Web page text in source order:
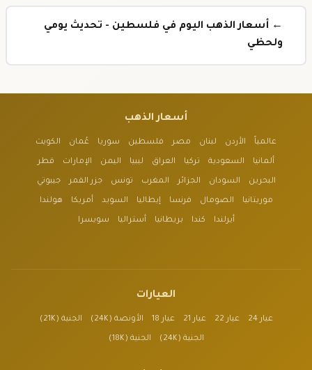
← أسعار الذهب اليوم في فلسطين - تحديث يومي
ولحظي
أسعار الذهب
عالمياً الأردن لبنان مصر فلسطين سوريا عُمان الكويت
ألمانيا السعودية تركيا العراق ليبيا اليمن الإمارات قطر
البحرين السودان الجزائر المغرب تونس جزر القمر جيبوتي
موريتانيا الصومال فرنسا إيطاليا السويد أمريكا هولندا
أيرلندا كندا بريطانيا أستراليا سويسرا
العيارات
عيار 24 عيار 22 عيار 21 عيار 18 الأونصة (24K) الجنية (21K)
الجنية (24K) الجنية (18K)